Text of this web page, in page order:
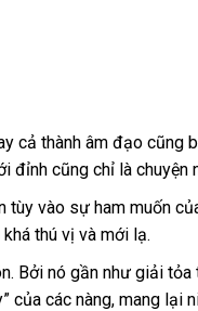
cả thành âm đạo tận
nơi
cũng
đỉnh khuyến
cũng chỉ là chuyện
tùy vào sự ham muốn giá
có
nên
mua
khá thú vị dễ
dàng
và mới lạ.
giao
hàng
. Bởi nó gần như giải
quà
của lấy
các nàngcao
, mang lại